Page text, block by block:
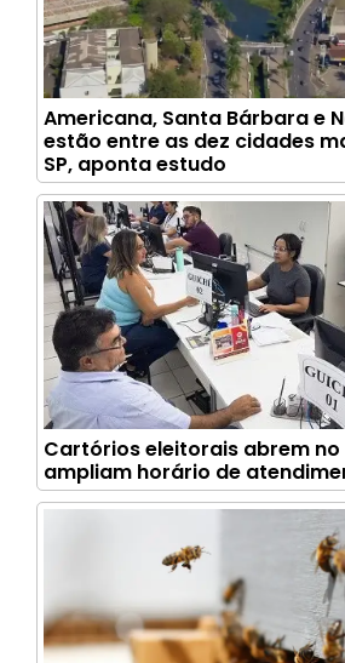
Americana, Santa Bárbara e
estão entre as dez cidades
SP, aponta estudo
Cartórios eleitorais abrem
ampliam horário de